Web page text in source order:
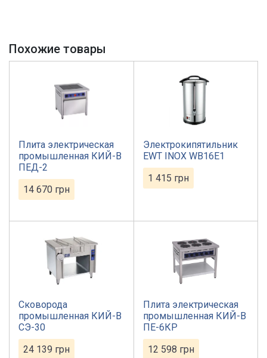
Похожие товары
Плита электрическая
промышленная КИЙ-В
ПЕД-2
14 670 грн
Электрокипятильник
EWT INOX WB16E1
1 415 грн
Сковорода
промышленная КИЙ-В
СЭ-30
24 139 грн
Плита электрическая
промышленная КИЙ-В
ПЕ-6КР
12 598 грн